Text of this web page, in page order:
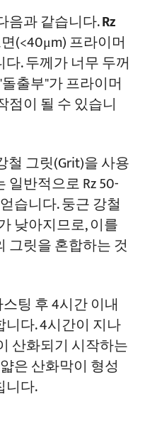
음과 같습니다.Rz
(<40μm) 프라이머
. 두께가 너무 두꺼
출부"가 프라이머
점이 될 수 있습니
철 그릿(Grit)을 사용
반적으로 Rz 50-
습니다. 둥근 강철
낮아지므로, 이를
그릿을 혼합하는 것
팅 후 4시간 이내
다. 4시간이 지나
산화되기 시작하는
은 산화막이 형성
니다.